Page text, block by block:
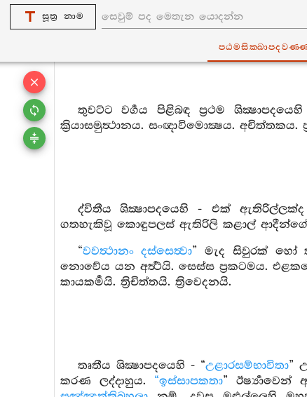
සූත්‍ර නාම
තුවට්ට වර්‍ගය පිළිබඳ ප්‍රථම
ක්‍රියාසමුත්‍ථානය. සංඥාවිමොක්‍ෂය. අචිත්තකය.
ද්විතීය ශික්‍ෂාපදයෙහි - එක්
ගතහැකිවූ කොඳුපලස් ඇතිරිලි කළාල්
“වවත්‍ථානං දස්සෙත්‍වා” මැද සිවුරක්
නොවේය යන අර්‍ත්‍ථයි. සෙස්ස ප්‍රකටමය.
කායකර්‍මයි. ත්‍රිචිත්තයි. ත්‍රිවෙදනයි.
තෘතීය ශික්‍ෂාපදයෙහි - “උළාරසම්භාවිතා”
කරණ ලද්දාහුය. “ඉස්සාපකතා”